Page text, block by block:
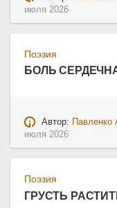
июля 2026
Поэзия
БОЛЬ
Автор:
Павленко
июля 2026
Поэзия
ГРУСТЬ